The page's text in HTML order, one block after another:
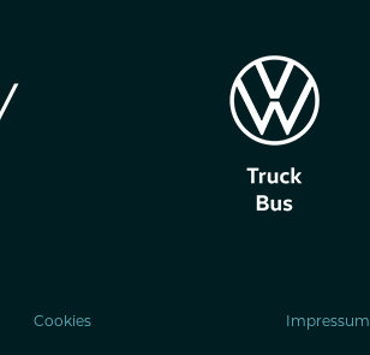
Cookies Impressum